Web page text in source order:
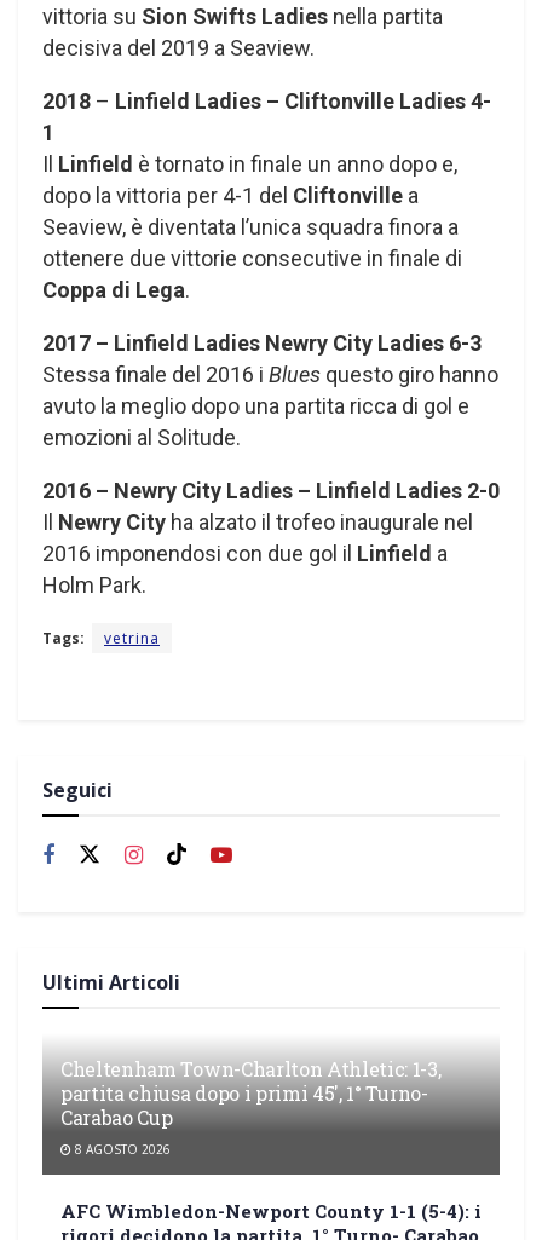
vittoria su Sion Swifts Ladies nella partita
decisiva del 2019 a Seaview.
2018 – Linfield Ladies – Cliftonville Ladies4-
1
Il Linfield è tornato in finale un anno dopo e,
dopo la vittoria per 4-1 del Cliftonville a
Seaview, è diventata l’unica squadra finora a
ottenere due vittorie consecutive in finale di
Coppa di Lega.
2017 – Linfield Ladies Newry City Ladies 6-3
Stessa finale del 2016 i Blues questo giro hanno
avuto la meglio dopo una partita ricca di gol e
emozioni al Solitude.
2016 – Newry City Ladies – Linfield Ladies 2-0
Il Newry City ha alzato il trofeo inaugurale nel
2016 imponendosi con due gol il Linfield a
Holm Park.
Tags: vetrina
Seguici
Ultimi Articoli
Cheltenham Town-Charlton Athletic: 1-3,
partita chiusa dopo i primi 45′, 1° Turno-
Carabao Cup
8 AGOSTO 2026
AFC Wimbledon-Newport County 1-1 (5-4): i
rigori decidono la partita, 1° Turno- Carabao